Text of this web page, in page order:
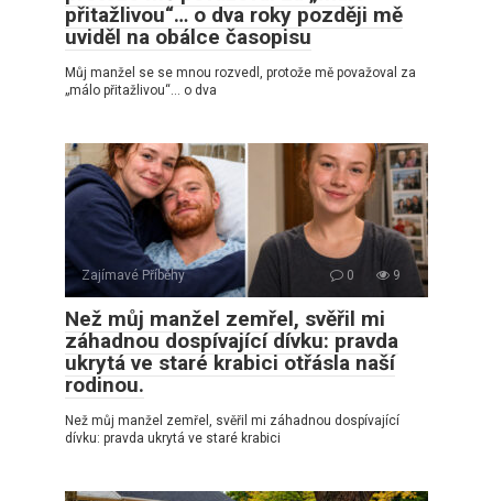
přitažlivou“… o dva roky později mě
uviděl na obálce časopisu
Můj manžel se se mnou rozvedl, protože mě považoval za
„málo přitažlivou“… o dva
Zajímavé Příběhy 0 9
Než můj manžel zemřel, svěřil mi
záhadnou dospívající dívku: pravda
ukrytá ve staré krabici otřásla naší
rodinou.
Než můj manžel zemřel, svěřil mi záhadnou dospívající
dívku: pravda ukrytá ve staré krabici